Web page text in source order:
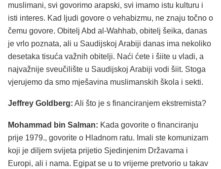
muslimani, svi govorimo arapski, svi imamo istu kulturu i
isti interes. Kad ljudi govore o vehabizmu, ne znaju točno o
čemu govore. Obitelj Abd al-Wahhab, obitelj šeika, danas
je vrlo poznata, ali u Saudijskoj Arabiji danas ima nekoliko
desetaka tisuća važnih obitelji. Naći ćete i šiite u vladi, a
najvažnije sveučilište u Saudijskoj Arabiji vodi šiit. Stoga
vjerujemo da smo mješavina muslimanskih škola i sekti.
Jeffrey Goldberg: Ali što je s financiranjem ekstremista?
Mohammad bin Salman: Kada govorite o financiranju
prije 1979., govorite o Hladnom ratu. Imali ste komunizam
koji je diljem svijeta prijetio Sjedinjenim Državama i
Europi, ali i nama. Egipat se u to vrijeme pretvorio u takav